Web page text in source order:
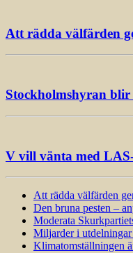
Att rädda välfärden
Stockholmshyran blir
V vill vänta med
Att rädda välfärden
Den bruna pesten –
Moderata
Miljarder i utdelningar
Klimatomställningen